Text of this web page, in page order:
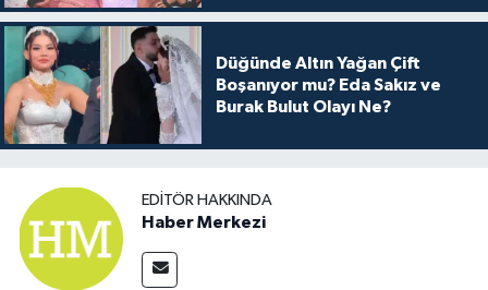
Düğünde Altın Yağan Çift
Boşanıyor mu? Eda Sakız ve
Burak Bulut Olayı Ne?
EDITÖR HAKKINDA
Haber Merkezi